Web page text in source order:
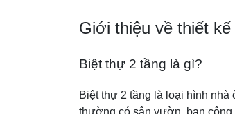
Giới thiệu về thiết
Biệt thự 2 tầng là gì?
Biệt thự 2 tầng là loại hình
thường có sân vườn, ban